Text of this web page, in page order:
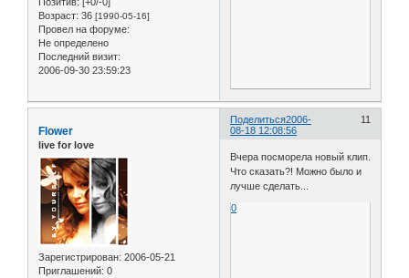
Возраст: 36 [1990-05-16]
Провел на форуме:
Не определено
Последний визит:
2006-09-30 23:59:23
Поделиться 11
2006-
08-18 12:08:56
Flower
live for love
Зарегистрирован: 2006-05-21
Приглашений: 0
Вчера посморела новый клип.
Что сказать?! Можно было и
лучше сделать...
0